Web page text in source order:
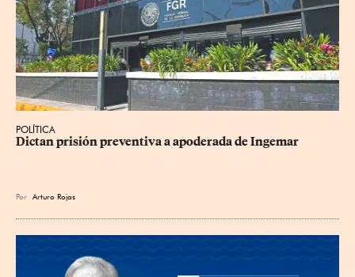
POLÍTICA
Dictan prisión preventiva a apoderada de Ingemar
Por Arturo Rojas